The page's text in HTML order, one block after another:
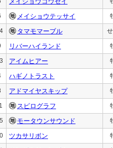
メイショウテッサイ
タマモマーブル
リバーハイランド
アイムヒアー
ハギノトラスト
アドマイヤスキップ
スピログラフ
モータウンサウンド
ツカサリボン